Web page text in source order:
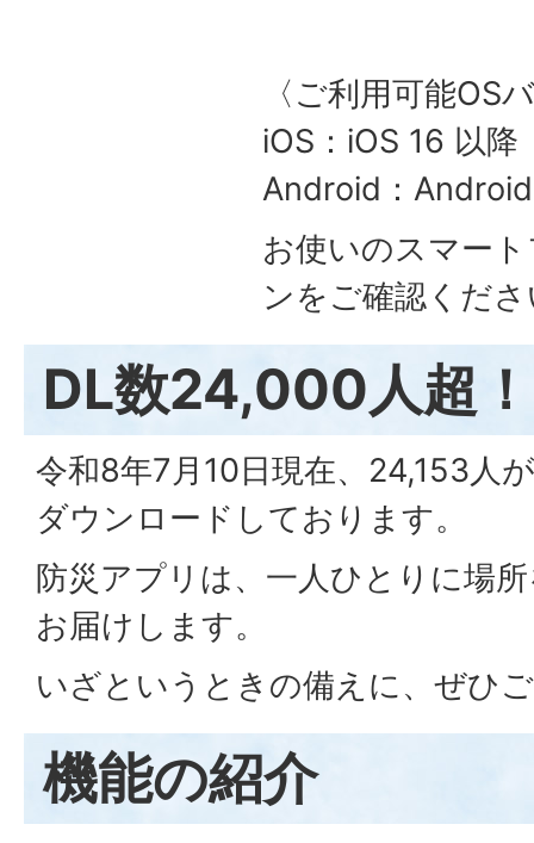
〈ご利用可能OS
iOS：iOS 16 以降
Android：
お使いのスマー
ンをご確認くだ
DL数24,000人超！
令和8年7月10日現在、24,153人
ダウンロードしております。
防災アプリは、一人ひとりに場
お届けします。
いざというときの備えに、ぜひ
機能の紹介